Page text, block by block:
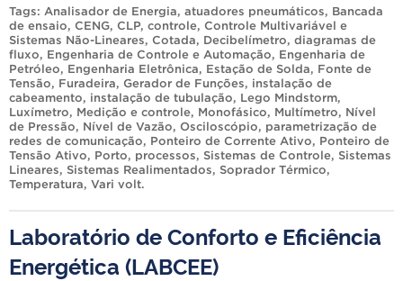
Tags: Analisador de Energia, atuadores pneumáticos, Bancada
de ensaio, CENG, CLP, controle, Controle Multivariável e
Sistemas Não-Lineares, Cotada, Decibelímetro, diagramas de
fluxo, Engenharia de Controle e Automação, Engenharia de
Petróleo, Engenharia Eletrônica, Estação de Solda, Fonte de
Tensão, Furadeira, Gerador de Funções, instalação de
cabeamento, instalação de tubulação, Lego Mindstorm,
Luxímetro, Medição e controle, Monofásico, Multímetro, Nível
de Pressão, Nível de Vazão, Osciloscópio, parametrização de
redes de comunicação, Ponteiro de Corrente Ativo, Ponteiro de
Tensão Ativo, Porto, processos, Sistemas de Controle, Sistemas
Lineares, Sistemas Realimentados, Soprador Térmico,
Temperatura, Vari volt.
Laboratório de Conforto e Eficiência
Energética (LABCEE)